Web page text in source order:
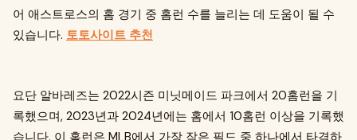
어 애스트로스의 홈 경기 중 홈런 수를 늘리는 데 도움이 될 수
있습니다. 토토사이트 추천
요단 알바레즈는 2022시즌 미닛메이드 파크에서 20홈런을 기
록했으며, 2023년과 2024년에는 홈에서 10홈런 이상을 기록했
습니다. 이 홈런은 MLB에서 가장 작은 필드 중 하나에서 타격하